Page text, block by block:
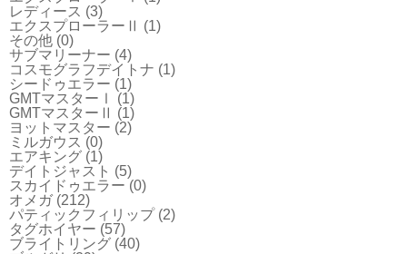
レディース (3)
エクスプローラーⅡ (1)
その他 (0)
サブマリーナー (4)
コスモグラフデイトナ (1)
シードゥエラー (1)
GMTマスターⅠ
(1)
GMTマスターⅡ (1)
ヨットマスター (2)
ミルガウス (0)
エアキング (1)
デイトジャスト (5)
スカイドゥエラー (0)
オメガ(212)
パティックフィリップ(2)
タグホイヤー (57)
ブライトリング (40)